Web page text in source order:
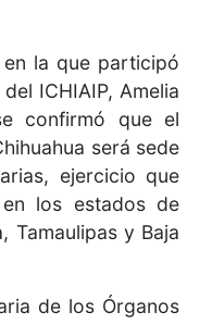
la que participó
ICHIAIP, Amelia
confirmó que el
será sede
ejercicio que
los estados de
Tamaulipas y Baja
de los Órganos